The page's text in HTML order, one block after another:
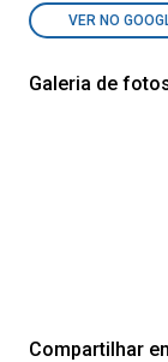
VER NO
Galeria de
Compartilhar